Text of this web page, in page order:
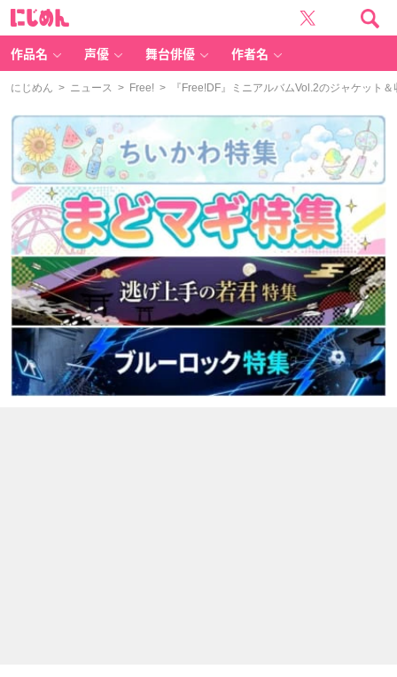
作品名 声優 舞台俳優 作者名
にじめん > ニュース > Free! > ​『Free!DF​』ミニアルバムVol.2のジャケット